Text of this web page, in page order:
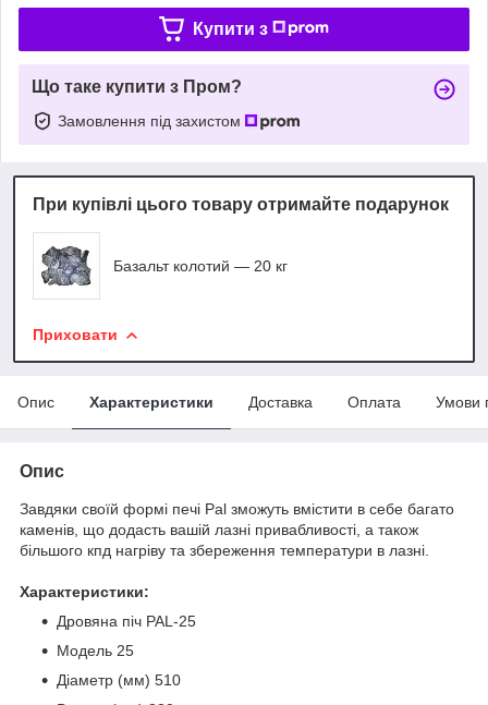
Купити з
Що таке купити з Пром?
Замовлення під захистом
При купівлі цього товару отримайте подарунок
Базальт колотий — 20 кг
Приховати
Опис Характеристики Доставка Оплата Умови
Опис
Завдяки своїй формі печі Pal зможуть вмістити в себе багато
каменів, що додасть вашій лазні привабливості, а також
більшого кпд нагріву та збереження температури в лазні.
Характеристики:
Дровяна піч PAL-25
Модель 25
Діаметр (мм) 510